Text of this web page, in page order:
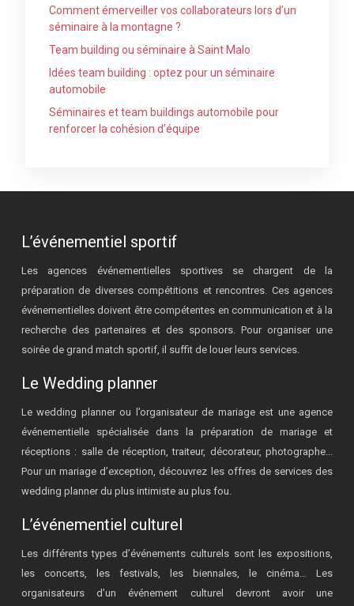
Comment émerveiller vos collaborateurs lors d’un
séminaire à la montagne ?
Team building ou séminaire à Saint Malo
Idées team building : optez pour un séminaire
automobile
Séminaires et team buildings automobile pour
renforcer la cohésion d’équipe
L’événementiel sportif
Les agences événementielles sportives se chargent de la
préparation de diverses compétitions et rencontres. Ces agences
événementielles doivent être compétentes en communication et à la
recherche des partenaires et des sponsors. Pour organiser une
soirée de grand match sportif, il suffit de louer leurs services.
Le Wedding planner
Le wedding planner ou l’organisateur de mariage est une agence
événementielle spécialisée dans la préparation de mariage et
réceptions : salle de réception, traiteur, décorateur, photographe...
Pour un mariage d’exception, découvrez les offres de services des
wedding planner du plus intimiste au plus fou.
L’événementiel culturel
Les différents types d’événements culturels sont les expositions,
les concerts, les festivals, les biennales, le cinéma… Les
organisateurs d’un événement culturel devront avoir une